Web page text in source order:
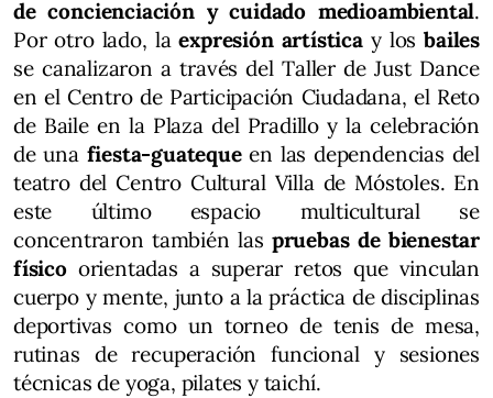
de concienciación y cuidado medioambiental.
Por otro lado, laexpresión artísticay losbailes
se canalizaron a través del Taller de Just Dance
en el Centro de Participación Ciudadana, el Reto
de Baile en la Plaza del Pradillo y la celebración
de unafiesta-guatequeen las dependencias del
teatro del Centro Cultural Villa de Móstoles. En
este último espacio multicultural se
concentraron también las pruebas de bienestar
físicoorientadas a superar retos que vinculan
cuerpo y mente, junto a la práctica de disciplinas
deportivas como un torneo de tenis de mesa,
rutinas de recuperación funcional y sesiones
técnicas de yoga, pilates y taichí.